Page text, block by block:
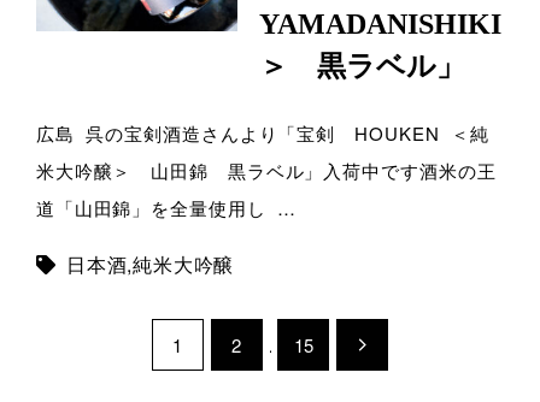
YAMADANISHIKI
＞ 黒ラベル」
広島 呉の宝剣酒造さんより「宝剣 HOUKEN ＜純
米大吟醸＞ 山田錦 黒ラベル」入荷中です酒米の王
道「山田錦」を全量使用し …
日本酒,純米大吟醸
1 2 … 15